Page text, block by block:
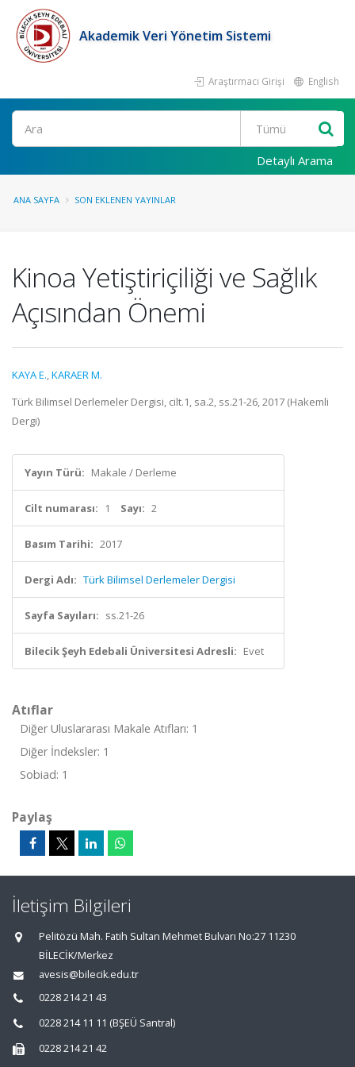
Akademik Veri Yönetim Sistemi
Araştırmacı Girişi English
Ara
Detaylı Arama
ANA SAYFA SON EKLENEN YAYINLAR
Kinoa Yetiştiriçiliği ve Sağlık
Açısından Önemi
KAYA E.,KARAER M.
Türk Bilimsel Derlemeler Dergisi, cilt.1, sa.2, ss.21-26, 2017 (Hakemli
Dergi)
Yayın Türü: Makale / Derleme
Cilt numarası: 1 Sayı: 2
Basım Tarihi: 2017
Dergi Adı: Türk Bilimsel Derlemeler Dergisi
Sayfa Sayıları: ss.21-26
Bilecik Şeyh Edebali Üniversitesi Adresli: Evet
Atıflar
Diğer Uluslararası Makale Atıfları: 1
Diğer İndeksler: 1
Sobiad: 1
Paylaş
İletişim Bilgileri
Pelitözü Mah. Fatih Sultan Mehmet Bulvarı No:27 11230
BİLECİK/Merkez
avesis@bilecik.edu.tr
0228 214 21 43
0228 214 11 11 (BŞEÜ Santral)
0228 214 21 42